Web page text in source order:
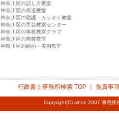
神奈川区の話し方教室
神奈川区の茶道教室
神奈川区の歌謡・カラオケ教室
神奈川区の手芸教室センター
神奈川区の将棋教室クラブ
神奈川区の陶芸教室
神奈川区の絵画・美術教室
行政書士事務所検索TOP ｜ 免責事
Copyright(C) since 2007 事務所